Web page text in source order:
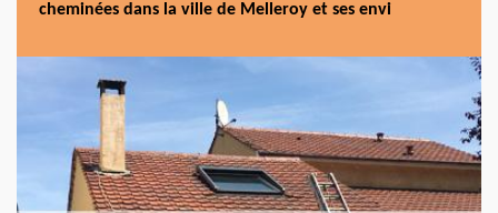
cheminées dans la ville de Melleroy et ses envi